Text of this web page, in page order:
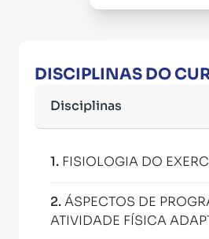
DISCIPLINAS DO
Disciplinas
1. FISIOLOGIA DO
2.ÁSPECTOS DE
ATIVIDADE FÍSICA